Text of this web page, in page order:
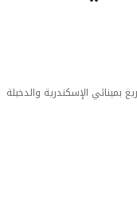
بمينائي الإسكندرية والدخيلة